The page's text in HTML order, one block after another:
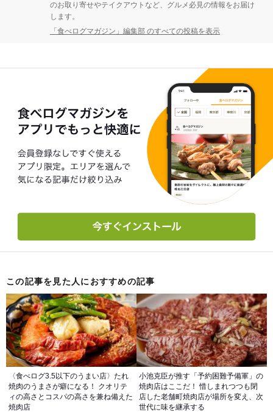
のお取り寄せやテイクアウトなど、グルメ必見の情報をお届け
します。
「食べログマガジン」編集部 のすべての投稿を表示
この記事を見た人におすすめの記事
〈食べログ3.5以下のうまい店〉たれ
焼肉のうまさが癖になる！ クオリテ
ィの高さとコスパの高さを兼ね備えた
焼肉店
小池克臣が推す「予約困難予備軍」の
焼肉店はここだ！ 惜しまれつつも閉
店した老舗町焼肉店が場所を変え、次
世代に味を継承する